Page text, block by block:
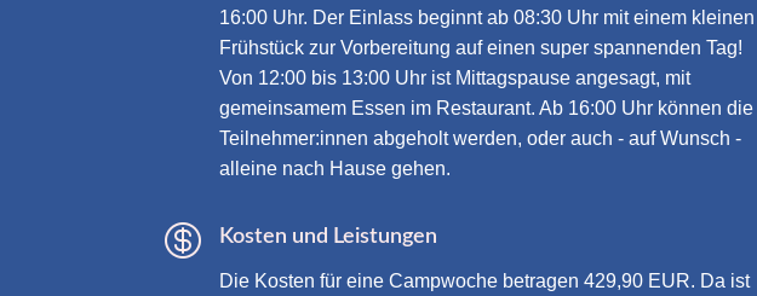
16:00 Uhr. Der Einlass beginnt ab 08:30 Uhr mit einem kleinen
Frühstück zur Vorbereitung auf einen super spannenden Tag!
Von 12:00 bis 13:00 Uhr ist Mittagspause angesagt, mit
gemeinsamem Essen im Restaurant. Ab 16:00 Uhr können die
Teilnehmer:innen abgeholt werden, oder auch - auf Wunsch -
alleine nach Hause gehen.
 Kosten und Leistungen
Die Kosten für eine Campwoche betragen 429,90 EUR. Da ist